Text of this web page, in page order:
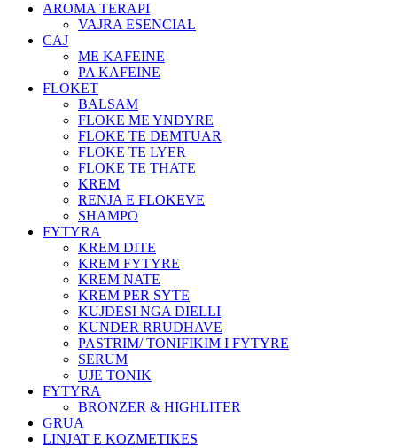
AROMA TERAPI
VAJRA ESENCIAL
CAJ
ME KAFEINE
PA KAFEINE
FLOKET
BALSAM
FLOKE ME YNDYRE
FLOKE TE DEMTUAR
FLOKE TE LYER
FLOKE TE THATE
KREM
RENJA E FLOKEVE
SHAMPO
FYTYRA
KREM DITE
KREM FYTYRE
KREM NATE
KREM PER SYTE
KUJDESI NGA DIELLI
KUNDER RRUDHAVE
PASTRIM/ TONIFIKIM I FYTYRE
SERUM
UJE TONIK
FYTYRA
BRONZER & HIGHLITER
GRUA
LINJAT E KOZMETIKES